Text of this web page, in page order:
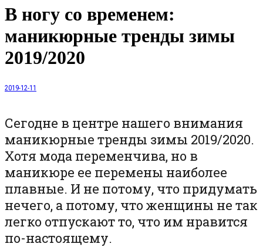
В ногу со временем:
маникюрные тренды зимы
2019/2020
2019-12-11
Сегодне в центре нашего внимания
маникюрные тренды зимы 2019/2020.
Хотя мода переменчива, но в
маникюре ее перемены наиболее
плавные. И не потому, что придумать
нечего, а потому, что женщины не так
легко отпускают то, что им нравится
по-настоящему.